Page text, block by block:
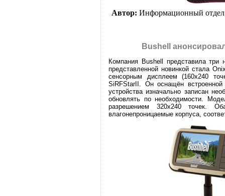
Автор: Информационный отдел
Bushell
Компания Bushell представила три
представленной новинкой стала
сенсорным дисплеем (160х240
SiRFStarII. Он оснащён
устройства изначально записан
обновлять по необходимости.
разрешением 320х240 точек.
влагонепроницаемые корпуса,